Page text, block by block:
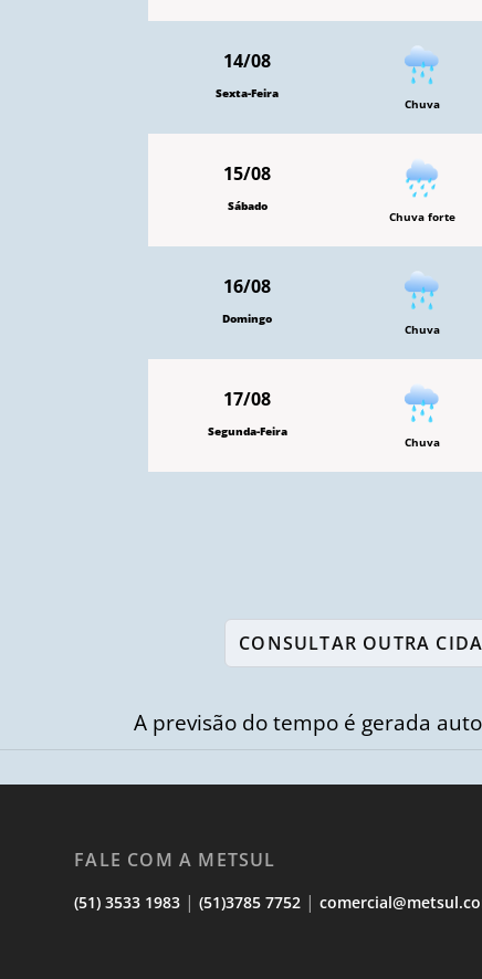
14/08
Sexta-Feira
Chuva
15/08
Sábado
Chuva forte
16/08
Domingo
Chuva
17/08
Segunda-Feira
Chuva
A previsão do tempo é gerada
FALE COM A METSUL
(51) 3533 1983 |(51)3785 7752 |